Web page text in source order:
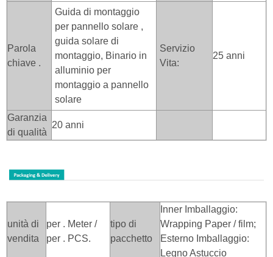
Parola
chiave .
Guida di montaggio
per pannello solare ,
guida solare di
montaggio, Binario in
alluminio per
montaggio a pannello
solare
Servizio
Vita:
25 anni
Garanzia
di qualità
20 anni
unità di
vendita
per . Meter /
per . PCS.
tipo di
pacchetto
Inner Imballaggio:
Wrapping Paper / film;
Esterno Imballaggio:
Legno Astuccio